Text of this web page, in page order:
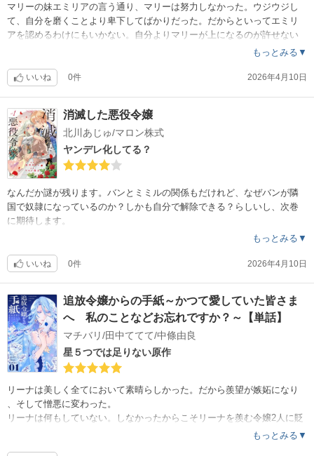
マリーの妹エミリアの言う通り、マリーは努力しなかった。ウジウジし
て、自分を磨くことより卑下してばかりだった。だからといってエミリ
アを認めるわけにもいかない。自分よりマリーが上になるのが許せない
なんてのは、マリーを猫に変えていい理由にはならない。そんな2人のせ
れてしまった。マリーは猫になったことで後ろ向きな性格が治ればいい
しました。
もっとみる▼
いいね 0件 2026年4月10日
消滅した悪役令嬢
北川あじゅ/マロン株式
ヤンデレ化してる？
なんだか謎が残ります。バンとミミルの関係もだけれど、なぜバンが隣
国で奴隷になっているのか？しかも自分で解除できる？らしいし、次巻
に期待します。
もっとみる▼
いいね 0件 2026年4月10日
追放令嬢からの手紙～かつて愛していた皆さま
へ 私のことなどお忘れですか？～【単話】
マチバリ/田中ててて/中條由良
星５つでは足りない原作
リーナは美しく全てにおいて素晴らしかった。だから羨望が嫉妬になり
、そして憎悪に変わった。
リーナは何もしていない。しなかったからこそリーナを羨む令嬢2人に貶
もっとみる▼